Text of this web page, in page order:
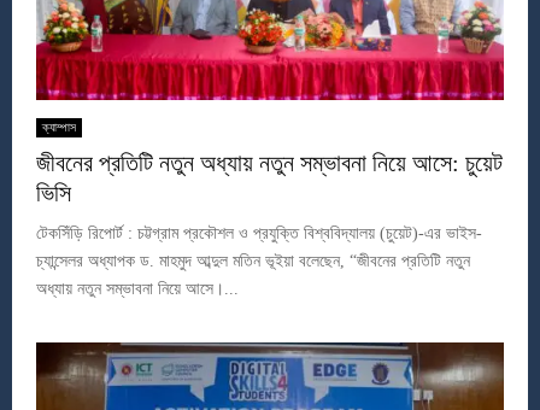
ক্যাম্পাস
জীবনের প্রতিটি নতুন অধ্যায় নতুন সম্ভাবনা নিয়ে আসে: চুয়েট
ভিসি
টেকসিঁড়ি রিপোর্ট : চট্টগ্রাম প্রকৌশল ও প্রযুক্তি বিশ্ববিদ্যালয় (চুয়েট)-এর ভাইস-
চ্যান্সেলর অধ্যাপক ড. মাহমুদ আব্দুল মতিন ভূইয়া বলেছেন, “জীবনের প্রতিটি নতুন
অধ্যায় নতুন সম্ভাবনা নিয়ে আসে।...